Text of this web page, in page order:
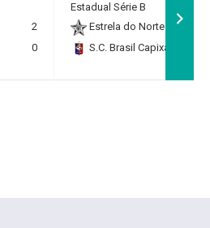
2
0
Estadual Série B
Estrela do Norte F.C.
S.C. Brasil Capixaba